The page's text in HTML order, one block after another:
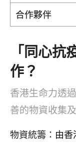
合作夥伴
「同心
作？
香港生命力透
善的物資收集
物資統籌： 由